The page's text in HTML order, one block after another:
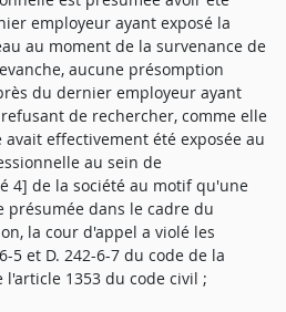
employeur ayant exposé la
au moment de la survenance de
aucune présomption
du dernier employeur ayant
de rechercher, comme elle
effectivement été exposée au
au sein de
4] de la société au motif qu'une
dans le cadre du
la cour d'appel a violé les
5 et D. 242-6-7 du code de la
1353 du code civil ;